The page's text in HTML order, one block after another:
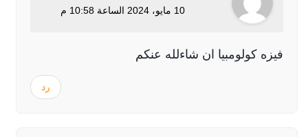
10 مايو، 2024 الساعة 10:58 م
فيزه كولومبيا ان شاءلله عنكم
رد